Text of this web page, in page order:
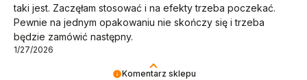
Komentarz sklepu
taki jest. Zaczęłam stosować i na efekty trzeba poczekać.
Pewnie na jednym opakowaniu nie skończy się i trzeba
będzie zamówić następny.
1/27/2026